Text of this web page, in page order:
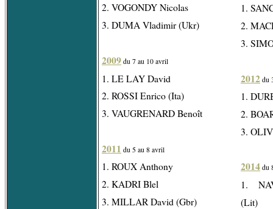
2. VOGONDY Nicolas
3. DUMA Vladimir (Ukr)
2009 du 7 au 10 avril
1. LE LAY David
2. ROSSI Enrico (Ita)
3. VAUGRENARD Benoît
2011 du 5 au 8 avril
1. ROUX Anthony
2. KADRI Blel
3. MILLAR David (Gbr)
1.
2.
3.
2012 du
1.
2.
3.
2014 du
1.
(Lit)